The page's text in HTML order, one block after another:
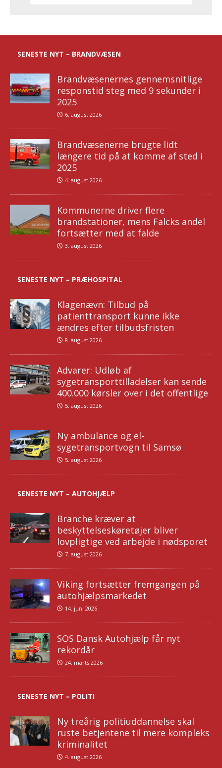
SENESTE NYT – BRANDVÆSEN
Brandvæsenernes gennemsnitlige
responstid steg med 9 sekunder i
2025
6. august 2026
Brandvæsenerne brugte lidt
længere tid på at komme af sted i
2025
4. august 2026
Kommunerne driver flere
brandstationer, mens Falcks andel
fortsætter med at falde
3. august 2026
SENESTE NYT – PRÆHOSPITAL
Klagenævn: Tilbud på
patienttransport kunne ikke
ændres efter tilbudsfristen
8. august 2026
Advarer: Udløb af
sygetransporttilladelser kan sende
400.000 kørsler over i det offentlige
5. august 2026
Ny ambulance og el-
sygetransportvogn til Samsø
5. august 2026
SENESTE NYT – AUTOHJÆLP
Branche kræver at
beskyttelseskøretøjer bliver
lovpligtige ved arbejde i nødsporet
7. august 2026
Viking fortsætter fremgangen på
autohjælpsmarkedet
14. juni 2026
SOS Dansk Autohjælp får nyt
rekordår
24. marts 2026
SENESTE NYT – POLITI
Ny treårig politiuddannelse skal
ruste betjentene til mere kompleks
kriminalitet
4. august 2026